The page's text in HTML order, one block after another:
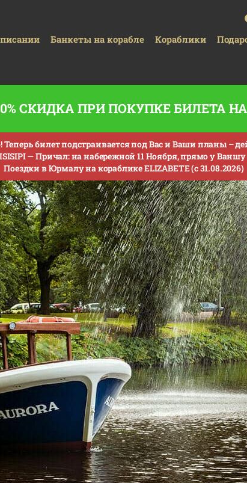
Банкеты на корабле Кораблики
СКИДКА ПРИ ПОКУПКЕ БИЛЕТА
билет подстраивается под Вас и Ваши планы –
—Причал: на набережной 11 Ноября, прямо у Ваншу
Поездки в Юрмалу на кораблике ELIZABETE (с 31.08.2026)